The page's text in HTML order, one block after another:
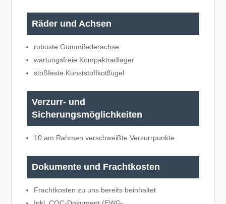
Räder und Achsen
robuste Gummifederachse
wartungsfreie Kompaktradlager
stoßfeste Kunststoffkotflügel
Verzurr- und
Sicherungsmöglichkeiten
10 am Rahmen verschweißte Verzurrpunkte
Dokumente und Frachtkosten
Frachtkosten zu uns bereits beinhaltet